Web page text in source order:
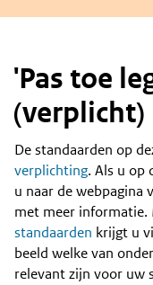
'Pas toe
(verplicht)
Content
De standaarden op
verplichting. Als u op
u naar de webpagina
met meer informatie.
standaarden krijgt u
beeld welke van
relevant zijn voor uw